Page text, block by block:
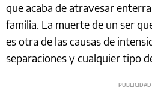
que acaba de atravesar
familia. La muerte de un ser
es otra de las causas de
separaciones y cualquier tipo